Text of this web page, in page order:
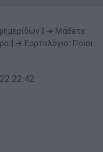
➔ Μάθετε
➔ Εορτολόγιο: Ποιοι
22:42